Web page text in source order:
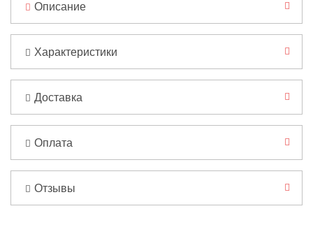
Описание
Характеристики
Доставка
Оплата
Отзывы